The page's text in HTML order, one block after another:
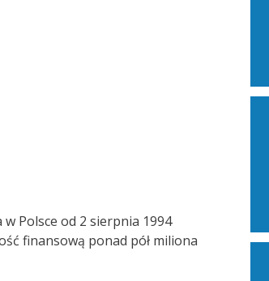
Polsce od 2 sierpnia 1994
finansową ponad pół miliona